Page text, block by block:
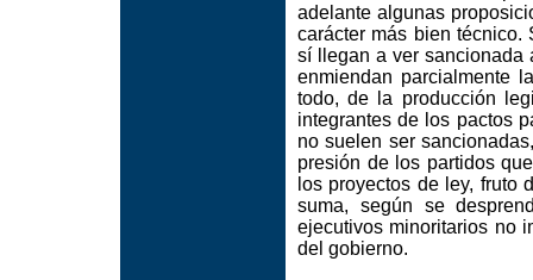
adelante algunas
carácter más bien técnico.
sí llegan a ver sancionada
enmiendan parcialmente
todo, de la producción
integrantes de los pactos
no suelen ser
presión de los partidos
los proyectos de ley, fruto
suma, según se
ejecutivos minoritarios no
del gobierno.